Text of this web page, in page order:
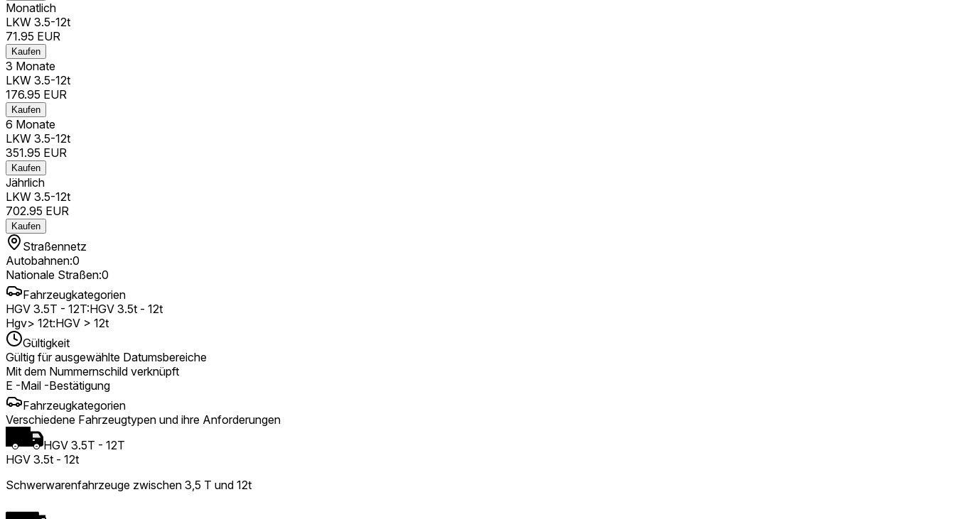
Monatlich
LKW 3.5-12t
71.95 EUR
Kaufen
3 Monate
LKW 3.5-12t
176.95 EUR
Kaufen
6 Monate
LKW 3.5-12t
351.95 EUR
Kaufen
Jährlich
LKW 3.5-12t
702.95 EUR
Kaufen
Straßennetz
Autobahnen:0
Nationale Straßen:0
Fahrzeugkategorien
HGV 3.5T - 12T:HGV 3.5t - 12t
Hgv> 12t:HGV > 12t
Gültigkeit
Gültig für ausgewählte Datumsbereiche
Mit dem Nummernschild verknüpft
E -Mail -Bestätigung
Fahrzeugkategorien
Verschiedene Fahrzeugtypen und ihre Anforderungen
HGV 3.5T - 12T
HGV 3.5t - 12t
Schwerwarenfahrzeuge zwischen 3,5 T und 12t